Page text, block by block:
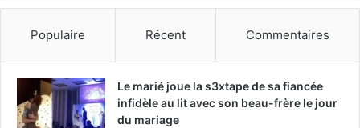
Populaire Récent Commentaires
Le marié joue la s3xtape de sa fiancée
infidèle au lit avec son beau-frère le jour
du mariage